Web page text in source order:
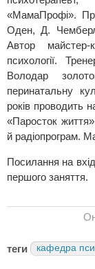
«МамаПрофі».
Оден, Д.
Автор майстер-
психології.
Володар
перинатальну
років проводить
«Паросток
й радіопрограм.
Посилання на
першого заняття.
теги кафедра